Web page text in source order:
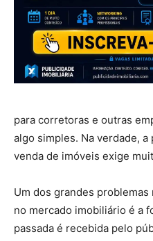
para corretoras e outras
algo simples. Na verdade,
venda de imóveis exige
Um dos grandes
no mercado imobiliário é a
passada é recebida pelo